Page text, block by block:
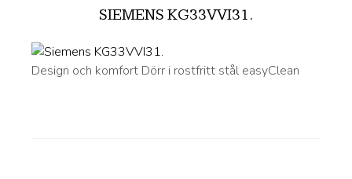
SIEMENS KG33VVI31.
Design och komfort Dörr i rostfritt stål easyClean